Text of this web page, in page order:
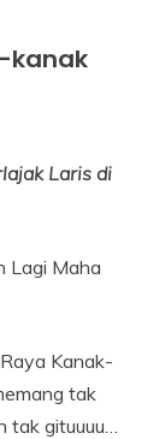
kanak
Laris di
Lagi Maha
Kanak-
tak
tak gituuuu…